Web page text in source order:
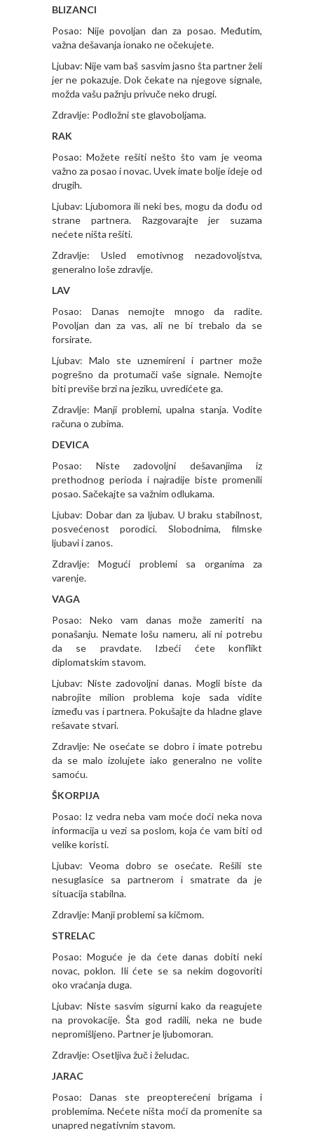
BLIZANCI
Posao: Nije povoljan dan za posao. Međutim,
važna dešavanja ionako ne očekujete.
Ljubav: Nije vam baš sasvim jasno šta partner želi
jer ne pokazuje. Dok čekate na njegove signale,
možda vašu pažnju privuče neko drugi.
Zdravlje: Podložni ste glavoboljama.
RAK
Posao: Možete rešiti nešto što vam je veoma
važno za posao i novac. Uvek imate bolje ideje od
drugih.
Ljubav: Ljubomora ili neki bes, mogu da dođu od
strane partnera. Razgovarajte jer suzama
nećete ništa rešiti.
Zdravlje: Usled emotivnog nezadovoljstva,
generalno loše zdravlje.
LAV
Posao: Danas nemojte mnogo da radite.
Povoljan dan za vas, ali ne bi trebalo da se
forsirate.
Ljubav: Malo ste uznemireni i partner može
pogrešno da protumači vaše signale. Nemojte
biti previše brzi na jeziku, uvredićete ga.
Zdravlje: Manji problemi, upalna stanja. Vodite
računa o zubima.
DEVICA
Posao: Niste zadovoljni dešavanjima iz
prethodnog perioda i najradije biste promenili
posao. Sačekajte sa važnim odlukama.
Ljubav: Dobar dan za ljubav. U braku stabilnost,
posvećenost porodici. Slobodnima, filmske
ljubavi i zanos.
Zdravlje: Mogući problemi sa organima za
varenje.
VAGA
Posao: Neko vam danas može zameriti na
ponašanju. Nemate lošu nameru, ali ni potrebu
da se pravdate. Izbeći ćete konflikt
diplomatskim stavom.
Ljubav: Niste zadovoljni danas. Mogli biste da
nabrojite milion problema koje sada vidite
između vas i partnera. Pokušajte da hladne glave
rešavate stvari.
Zdravlje: Ne osećate se dobro i imate potrebu
da se malo izolujete iako generalno ne volite
samoću.
ŠKORPIJA
Posao: Iz vedra neba vam moće doći neka nova
informacija u vezi sa poslom, koja će vam biti od
velike koristi.
Ljubav: Veoma dobro se osećate. Rešili ste
nesuglasice sa partnerom i smatrate da je
situacija stabilna.
Zdravlje: Manji problemi sa kičmom.
STRELAC
Posao: Moguće je da ćete danas dobiti neki
novac, poklon. Ili ćete se sa nekim dogovoriti
oko vraćanja duga.
Ljubav: Niste sasvim sigurni kako da reagujete
na provokacije. Šta god radili, neka ne bude
nepromišljeno. Partner je ljubomoran.
Zdravlje: Osetljiva žuč i želudac.
JARAC
Posao: Danas ste preopterećeni brigama i
problemima. Nećete ništa moći da promenite sa
unapred negativnim stavom.